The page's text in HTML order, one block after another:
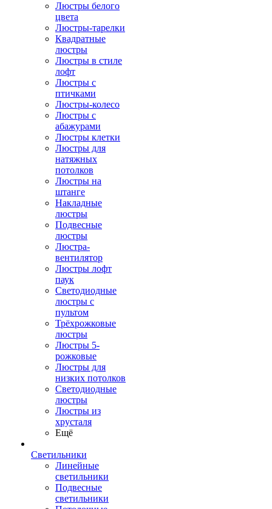
Люстры белого
цвета
Люстры-тарелки
Квадратные
люстры
Люстры в стиле
лофт
Люстры с
птичками
Люстры-колесо
Люстры с
абажурами
Люстры клетки
Люстры для
натяжных
потолков
Люстры на
штанге
Накладные
люстры
Подвесные
люстры
Люстра-
вентилятор
Люстры лофт
паук
Светодиодные
люстры с
пультом
Трёхрожковые
люстры
Люстры 5-
рожковые
Люстры для
низких потолков
Cветодиодные
люстры
Люстры из
хрусталя
Ещё
Светильники
Линейные
светильники
Подвесные
светильники